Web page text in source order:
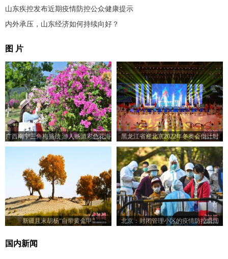
山东疾控发布近期疫情防控公众健康提示
内外承压，山东经济如何持续向好？
图 片
广西南宁三角梅盛放 游人畅游彩色花海
黑龙江省迎北京2022年冬奥会倒计时
100天冰雪系列活动启动
新疆且末胡杨“自带黄金甲” 北京：封闭管理小区的疫情防控瞬间
国内新闻